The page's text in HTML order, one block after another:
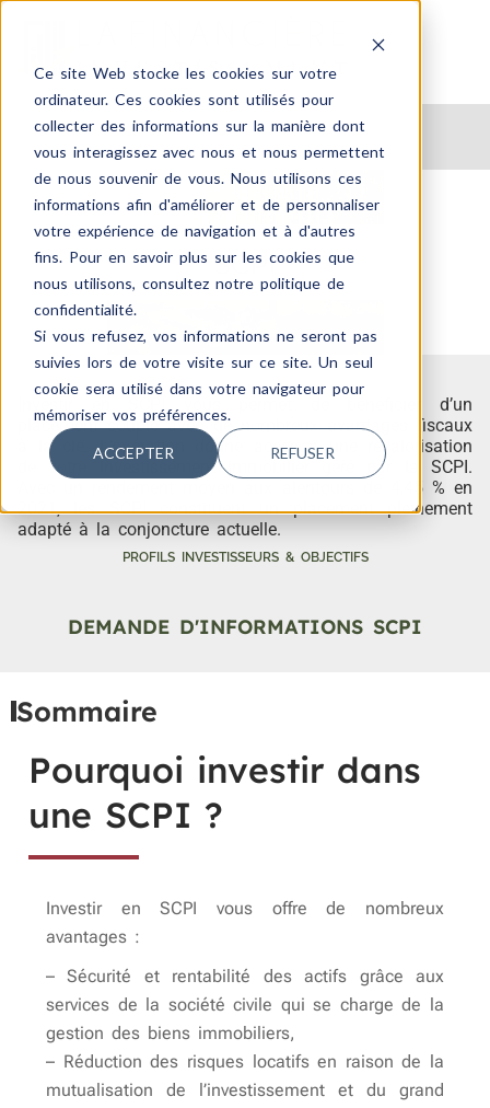
Ce site Web stocke les cookies sur votre
ordinateur. Ces cookies sont utilisés pour
collecter des informations sur la manière dont
vous interagissez avec nous et nous permettent
de nous souvenir de vous. Nous utilisons ces
informations afin d'améliorer et de personnaliser
votre expérience de navigation et à d'autres
fins. Pour en savoir plus sur les cookies que
nous utilisons, consultez notre politique de
confidentialité.
Si vous refusez, vos informations ne seront pas
suivies lors de votre visite sur ce site. Un seul
cookie sera utilisé dans votre navigateur pour
mémoriser vos préférences.
ACCEPTER REFUSER
SCPI
Investir en SCPI vous permet de bénéficier d’un
placement souple avec de nombreux avantages fiscaux
à la clé. L’opération donne accès à une revalorisation
de votre investissement immobilier géré par la SCPI.
Avec un rendement moyen aux alentours de 4,45 % en
2021, les SCPI constituent un placement pleinement
adapté à la conjoncture actuelle.
PROFILS INVESTISSEURS & OBJECTIFS
DEMANDE D'INFORMATIONS SCPI
Sommaire
Pourquoi investir dans
une SCPI ?
Investir en SCPI vous offre de nombreux
avantages :
– Sécurité et rentabilité des actifs grâce aux
services de la société civile qui se charge de la
gestion des biens immobiliers,
– Réduction des risques locatifs en raison de la
mutualisation de l’investissement et du grand